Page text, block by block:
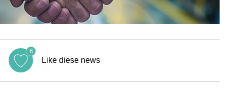
Like diese news
6